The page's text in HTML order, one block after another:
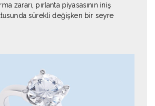
zararı, pırlanta piyasasının iniş
sürekli değişken bir seyre